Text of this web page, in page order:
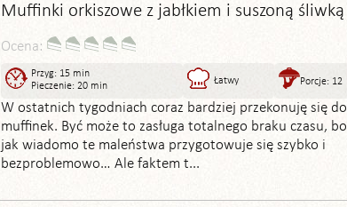
Muffinki orkiszowe z jabłkiem i suszoną śliwką
Ocena:
Przyg: 15 min
Pieczenie: 20 min
Łatwy Porcje: 12
W ostatnich tygodniach coraz bardziej przekonuję się do
muffinek. Być może to zasługa totalnego braku czasu, bo
jak wiadomo te maleństwa przygotowuje się szybko i
bezproblemowo… Ale faktem t...